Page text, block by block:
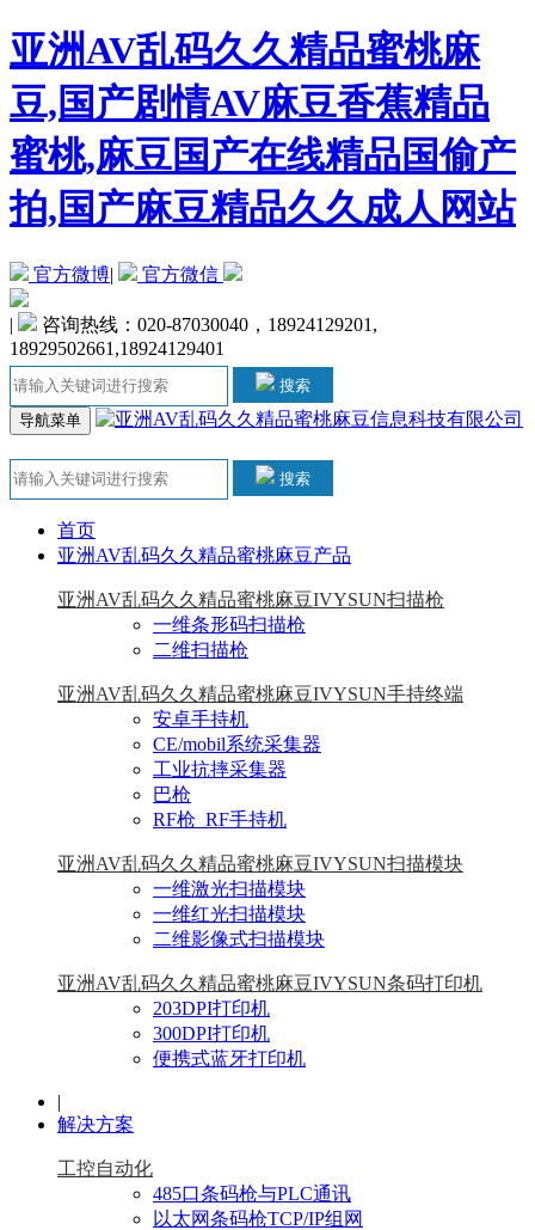
亚洲AV乱码久久精品蜜桃麻
豆,国产剧情AV麻豆香蕉精品
蜜桃,麻豆国产在线精品国偷产
拍,国产麻豆精品久久成人网站
官方微博| 官方微信
|
咨询热线：020-87030040，18924129201,
18929502661,18924129401
搜索
导航菜单
搜索
首页
亚洲AV乱码久久精品蜜桃麻豆产品
亚洲AV乱码久久精品蜜桃麻豆IVYSUN扫描枪
一维条形码扫描枪
二维扫描枪
亚洲AV乱码久久精品蜜桃麻豆IVYSUN手持终端
安卓手持机
CE/mobil系统采集器
工业抗摔采集器
巴枪
RF枪_RF手持机
亚洲AV乱码久久精品蜜桃麻豆IVYSUN扫描模块
一维激光扫描模块
一维红光扫描模块
二维影像式扫描模块
亚洲AV乱码久久精品蜜桃麻豆IVYSUN条码打印机
203DPI打印机
300DPI打印机
便携式蓝牙打印机
|
解决方案
工控自动化
485口条码枪与PLC通讯
以太网条码枪TCP/IP组网